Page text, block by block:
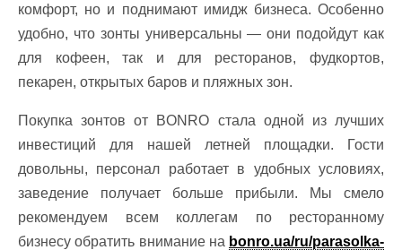
комфорт, но и поднимают имидж бизнеса. Особенно
удобно, что зонты универсальны — они подойдут как
для кофеен, так и для ресторанов, фудкортов,
пекарен, открытых баров и пляжных зон.
Покупка зонтов от BONRO стала одной из лучших
инвестиций для нашей летней площадки. Гости
довольны, персонал работает в удобных условиях,
заведение получает больше прибыли. Мы смело
рекомендуем всем коллегам по ресторанному
бизнесу обратить внимание на bonro.ua/ru/parasolka-